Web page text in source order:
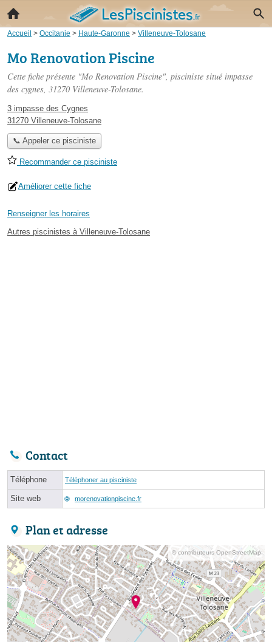
Accueil > Occitanie > Haute-Garonne > Villeneuve-Tolosane
Mo Renovation Piscine
Cette fiche présente "Mo Renovation Piscine", pisciniste situé impasse
des cygnes, 31270 Villeneuve-Tolosane.
3 impasse des Cygnes
31270 Villeneuve-Tolosane
📞 Appeler ce pisciniste
Recommander ce pisciniste
Améliorer cette fiche
Renseigner les horaires
Autres piscinistes à Villeneuve-Tolosane
Contact
Téléphone Téléphoner au pisciniste
Site web morenovationpiscine.fr
Plan et adresse
© contributeurs OpenStreetMap